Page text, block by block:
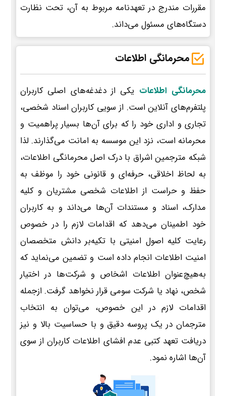
مقررات مندرج در تعهدنامه مربوط به آن، تحت نظارت
دستگاه‌های مسئول می‌داند.
محرمانگی اطلاعات
محرمانگی اطلاعات یکی از دغدغه‌های اصلی کاربران
پلتفرم‌های آنلاین است. از سویی کاربران اسناد شخصی،
تجاری و اداری خود را که برای آن‌ها بسیار پراهمیت و
محرمانه است، نزد این موسسه به امانت می‌گذارند. لذا
شبکه مترجمین اشراق با درک اصل محرمانگی اطلاعات،
به لحاظ اخلاقی، حرفه‌ای و قانونی خود را موظف به
حفظ و حراست از اطلاعات شخصی مشتریان و کلیه
مدارک، اسناد و مستندات آن‌ها می‌داند و به کاربران
خود اطمینان می‌دهد که اقدامات لازم را در خصوص
رعایت کلیه اصول امنیتی با تکیه‌بر دانش متخصصان
امنیت اطلاعات انجام داده است و تضمین می‌نماید که
به‌هیچ‌عنوان اطلاعات اشخاص و شرکت‌ها در اختیار
شخص، نهاد یا شرکت سومی قرار نخواهد گرفت. ازجمله
اقدامات لازم در این خصوص، می‌توان به انتخاب
مترجمان در یک پروسه دقیق و با حساسیت بالا و نیز
دریافت تعهد کتبی عدم افشای اطلاعات کاربران از سوی
آن‌ها اشاره نمود.